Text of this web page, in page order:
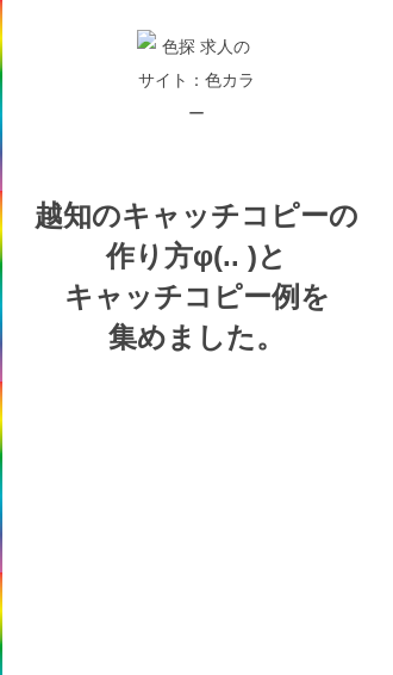
越知のキャッチコピーの
作り方φ(.. )と
キャッチコピー例を
集めました。